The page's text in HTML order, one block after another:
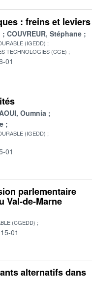
: freins et leviers
COUVREUR, Stéphane
(IGEDD)
TECHNOLOGIES (CGE)
01
Oumnia
(IGEDD)
01
parlementaire
Val-de-Marne
(CGEDD)
01
alternatifs dans